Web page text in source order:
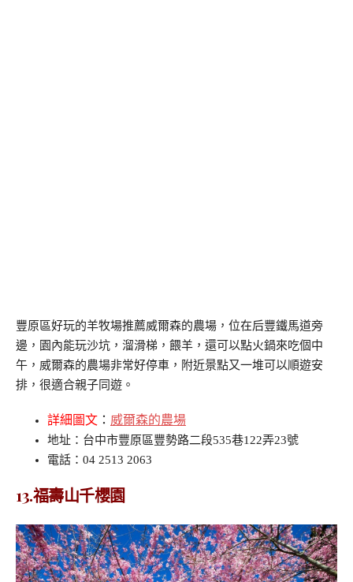
豐原區好玩的羊牧場推薦威爾森的農場，位在后豐鐵馬道旁
邊，園內能玩沙坑，溜滑梯，餵羊，還可以點火鍋來吃個中
午，威爾森的農場非常好停車，附近景點又一堆可以順遊安
排，很適合親子同遊。
詳細圖文 ： 威爾森的農場
地址：台中市豐原區豐勢路二段535巷122弄23號
電話：04 2513 2063
13.福壽山千櫻園